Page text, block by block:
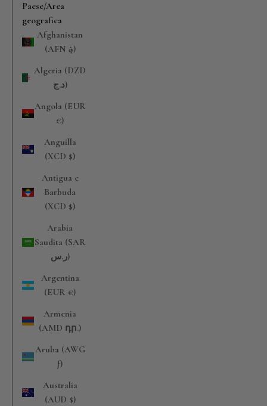
Paese/Area
geografica
Afghanistan
(AFN ؋)
Algeria (DZD
د.ج)
Angola (EUR
€)
Anguilla
(XCD $)
Antigua e
Barbuda
(XCD $)
Arabia
Saudita (SAR
ر.س)
Argentina
(EUR €)
Armenia
(AMD դր.)
Aruba (AWG
ƒ)
Australia
(AUD $)